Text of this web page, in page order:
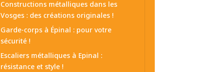
Constructions métalliques dans les
Vosges : des créations originales !
Garde-corps à Épinal : pour votre
sécurité !
Escaliers métalliques à Epinal :
résistance et style !